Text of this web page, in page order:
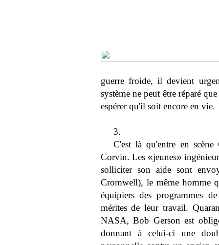
guerre froide, il devient
système ne peut être réparé
espérer qu'il soit encore en vie.
3.
C'est là qu'entre en
Corvin. Les «jeunes»
solliciter son aide sont
Cromwell), le même homme
équipiers des programmes
mérites de leur travail.
NASA, Bob Gerson est
donnant à celui-ci une